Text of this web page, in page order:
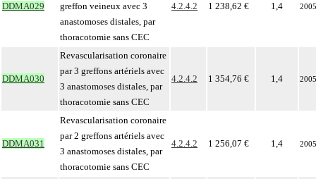
DDMA029
greffon veineux avec 3
anastomoses distales, par
thoracotomie sans CEC
4.2.4.2 1 238,62 € 1,4 2005
DDMA030
Revascularisation coronaire
par 3 greffons artériels avec
3 anastomoses distales, par
thoracotomie sans CEC
4.2.4.2 1 354,76 € 1,4 2005
DDMA031
Revascularisation coronaire
par 2 greffons artériels avec
3 anastomoses distales, par
thoracotomie sans CEC
4.2.4.2 1 256,07 € 1,4 2005